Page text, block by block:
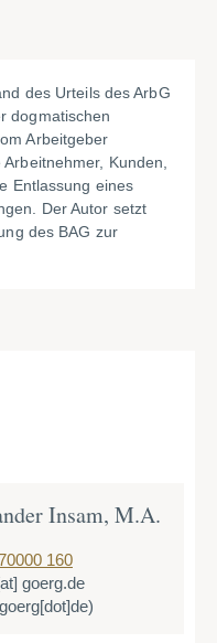
des Urteils des ArbG
dogmatischen
Arbeitgeber
Kunden,
Entlassung eines
Der Autor setzt
des BAG zur
Insam, M.A.
160
goerg.de